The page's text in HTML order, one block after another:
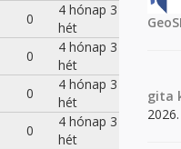
0
4 hónap 3
hét
0
4 hónap 3
hét
0
4 hónap 3
hét
0
4 hónap 3
hét
gita